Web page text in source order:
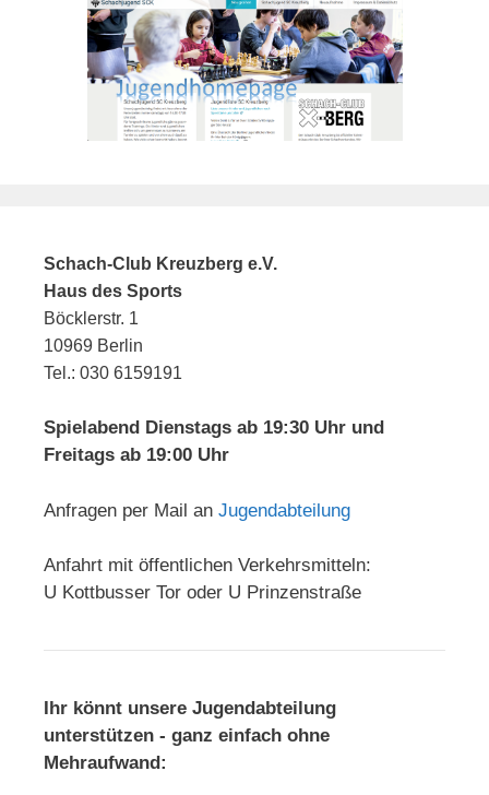
Schach-Club Kreuzberg e.V.
Haus des Sports
Böcklerstr. 1
10969 Berlin
Tel.: 030 6159191
Spielabend Dienstags ab 19:30 Uhr und
Freitags ab 19:00 Uhr
Anfragen per Mail an Jugendabteilung
Anfahrt mit öffentlichen Verkehrsmitteln:
U Kottbusser Tor oder U Prinzenstraße
Ihr könnt unsere Jugendabteilung
unterstützen - ganz einfach ohne
Mehraufwand: